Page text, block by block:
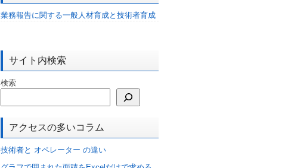
業務報告に関する一般人材育成と技術者育成
サイト内検索
検索
アクセスの多いコラム
技術者と オペレーター の違い